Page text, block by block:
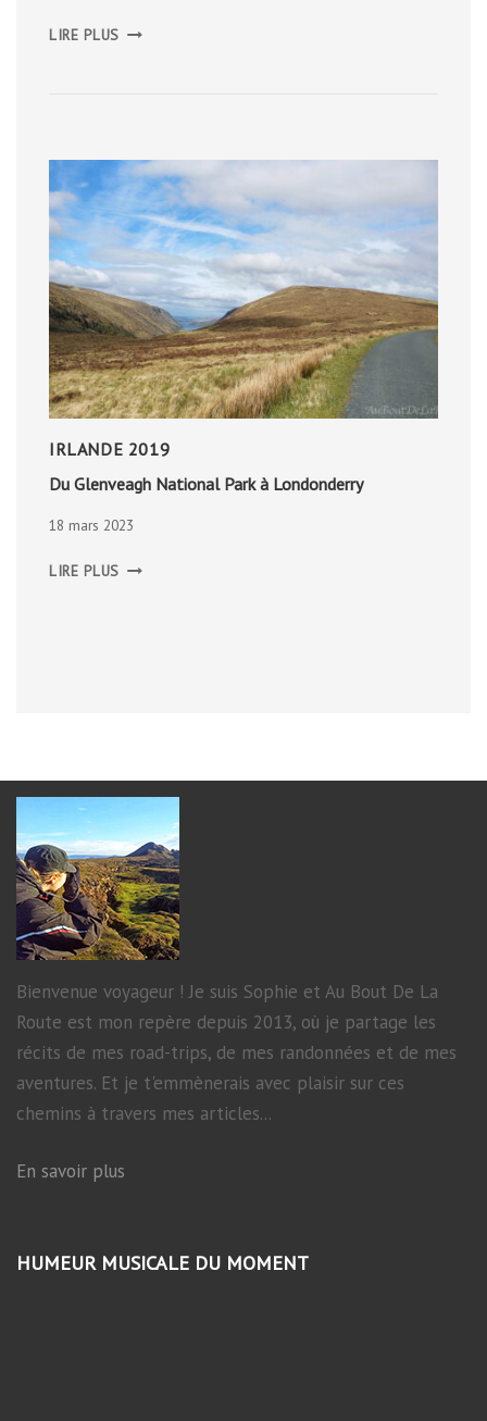
LIRE PLUS
IRLANDE 2019
Du Glenveagh National Park à Londonderry
18 mars 2023
LIRE PLUS GLENVEAGH
Bienvenue voyageur ! Je suis Sophie et Au Bout De La
Route est mon repère depuis 2013, où je partage les
récits de mes road-trips, de mes randonnées et de mes
aventures. Et je t'emmènerais avec plaisir sur ces
chemins à travers mes articles...
En savoir plus
HUMEUR MUSICALE DU MOMENT